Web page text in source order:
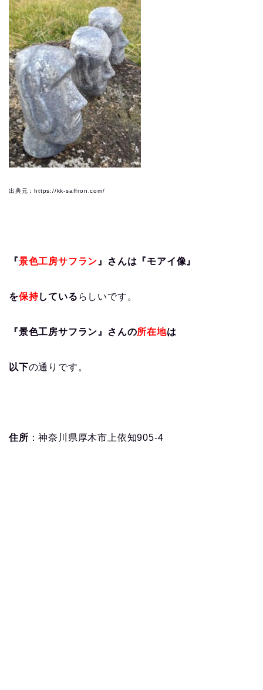
出典元：https://kk-saffron.com/
『景色工房サフラン 』さんは『モアイ像』
を保持している らしいです。
『景色工房サフラン』さんの所在地は
以下の通りです。
住所 ：神奈川県厚木市上依知905-4